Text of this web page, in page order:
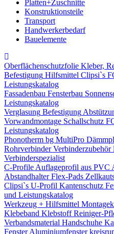
Platten+Zuschnitte
Konstruktionsteile
Transport
Handwerkerbedarf
Bauelemente
Oberflächenschutzfolie Kleber,
Befestigung Hilfsmittel Clipsi`s
Leistungskatalog
Fassadenbau Fensterbau
Leistungskatalog
Verglasung Befestigung
Vorwandmontage Schallschutz
Leistungskatalog
Phonotherm bg MultiPro
Rohrverbinder Verbinderzubehör
Verbinderspezialist
C-Profile Auflageprofil aus PVC
Abstandhalter Flex-Pads
Clipsi`s U-Profil Kantenschutz
und Leistungskatalog
Werkzeug + Hilfsmittel
Klebeband Klebstoff Reiniger-
Verbandsmaterial Handschuhe
Fenster Aluminiumfenster